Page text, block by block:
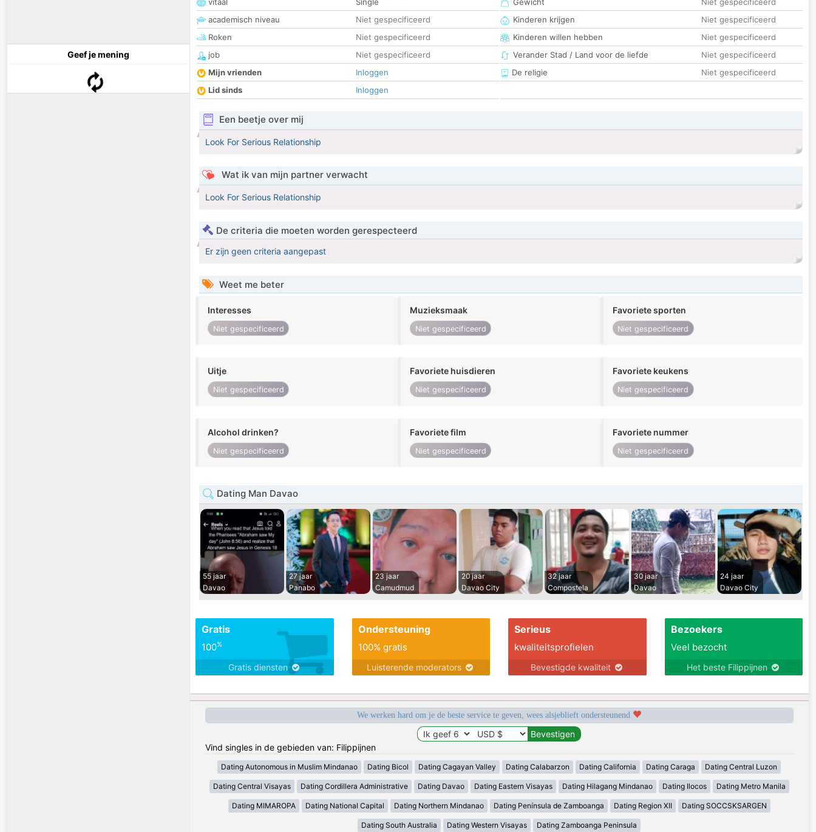
Geef je mening
academisch niveau
Niet gespecificeerd
Roken
Niet gespecificeerd
job
Niet gespecificeerd
Mijn vrienden
Inloggen
Lid sinds
Inloggen
Kinderen krijgen
Niet gespecificeerd
Kinderen willen hebben
Niet gespecificeerd
Verander Stad / Land voor de liefde
Niet gespecificeerd
De religie
Niet gespecificeerd
Een beetje over mij
Look For Serious Relationship
Wat ik van mijn partner verwacht
Look For Serious Relationship
De criteria die moeten worden gerespecteerd
Er zijn geen criteria aangepast
Weet me beter
Interesses
Niet gespecificeerd
Muzieksmaak
Niet gespecificeerd
Favoriete sporten
Niet gespecificeerd
Uitje
Niet gespecificeerd
Favoriete huisdieren
Niet gespecificeerd
Favoriete keukens
Niet gespecificeerd
Alcohol drinken?
Niet gespecificeerd
Favoriete film
Niet gespecificeerd
Favoriete nummer
Niet gespecificeerd
Dating Man Davao
55 jaar
Davao
27 jaar
Panabo
23 jaar
Camudmud
20 jaar
Davao City
32 jaar
Compostela
30 jaar
Davao
24 jaar
Davao City
Gratis
100%
Gratis diensten
Ondersteuning
100% gratis
Luisterende moderators
Serieus
kwaliteitsprofielen
Bevestigde kwaliteit
Bezoekers
Veel bezocht
Het beste Filippijnen
We werken hard om je de beste service te geven, wees alsjeblieft ondersteunend
Vind singles in de gebieden van: Filippijnen
Dating Autonomous in Muslim Mindanao Dating Bicol Dating Cagayan Valley Dating Calabarzon Dating California Dating Caraga Dating Central Luzon
Dating Central Visayas Dating Cordillera Administrative Dating Davao Dating Eastern Visayas Dating Hilagang Mindanao Dating Ilocos Dating Metro Manila
Dating MIMAROPA Dating National Capital Dating Northern Mindanao Dating Península de Zamboanga Dating Region XII Dating SOCCSKSARGEN
Dating South Australia Dating Western Visayas Dating Zamboanga Peninsula